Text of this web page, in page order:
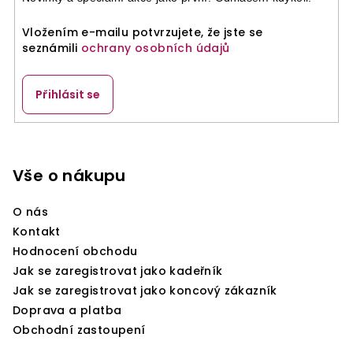
Vložením e-mailu potvrzujete, že jste se
seznámili ochrany osobních údajů
Přihlásit se
Vše o nákupu
O nás
Kontakt
Hodnocení obchodu
Jak se zaregistrovat jako kadeřník
Jak se zaregistrovat jako koncový zákazník
Doprava a platba
Obchodní zastoupení